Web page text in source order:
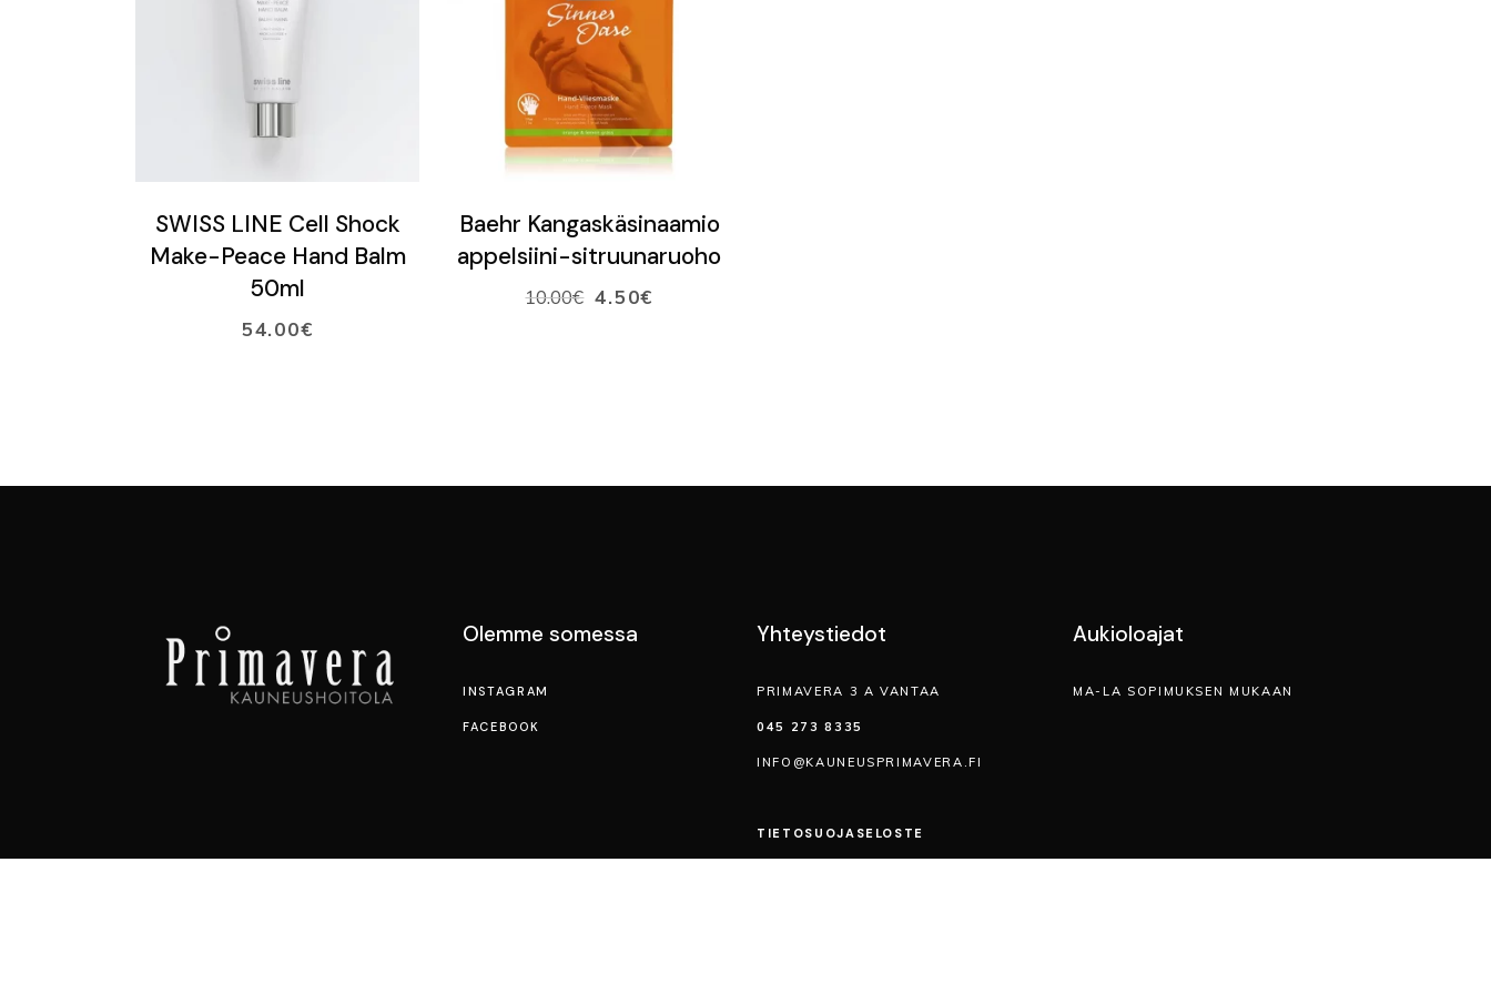
LISÄÄ OSTOSKORIIN
SWISS LINE Cell Shock
Make-Peace Hand Balm
50ml
54.00€
LISÄÄ OSTOSKORIIN
Baehr Kangaskäsinaamio
appelsiini-sitruunaruoho
10.00€ 4.50€
Olemme somessa
INSTAGRAM
FACEBOOK
Yhteystiedot
PRIMAVERA 3 A VANTAA
045 273 8335
INFO@KAUNEUSPRIMAVERA.FI
TIETOSUOJA­SELOSTE
Aukioloajat
MA-LA SOPIMUKSEN MUKAAN